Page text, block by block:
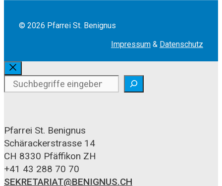
© 2026 Pfarrei St. Benignus
Impressum & Datenschutz
Schliessen
Suchen
Pfarrei St. Benignus
Schärackerstrasse 14
CH 8330 Pfäffikon ZH
+41 43 288 70 70
SEKRETARIAT@BENIGNUS.CH